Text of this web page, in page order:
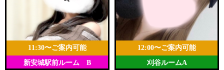
新安城駅前ルーム B
11:30〜ご案内可能
刈谷ルームA
12:00〜ご案内可能